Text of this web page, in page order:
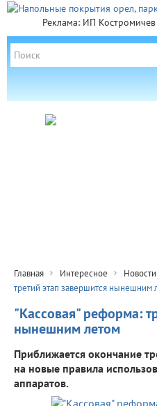
Реклама: ИП
Главная Интересное
третий этап завершится нынешним
"Кассовая" реформа:
нынешним летом
Приближается окончание
на новые правила
аппаратов.